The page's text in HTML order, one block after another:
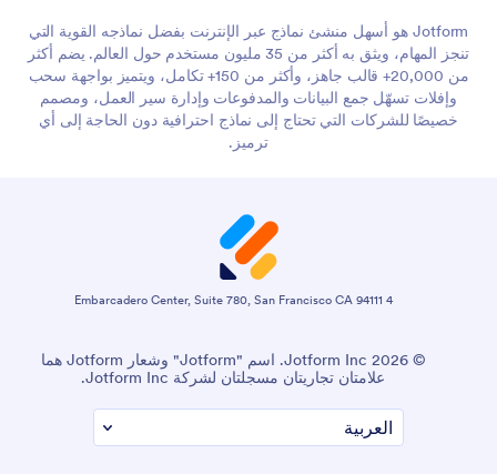
Jotform هو أسهل منشئ نماذج عبر الإنترنت بفضل نماذجه القوية التي
تنجز المهام، ويثق به أكثر من 35 مليون مستخدم حول العالم. يضم أكثر
من 20,000+ قالب جاهز، وأكثر من 150+ تكامل، ويتميز بواجهة سحب
وإفلات تسهّل جمع البيانات والمدفوعات وإدارة سير العمل، ومصمم
خصيصًا للشركات التي تحتاج إلى نماذج احترافية دون الحاجة إلى أي
ترميز.
4 Embarcadero Center, Suite 780, San Francisco CA 94111
© 2026 Jotform Inc. اسم "Jotform" وشعار Jotform هما
علامتان تجاريتان مسجلتان لشركة Jotform Inc.